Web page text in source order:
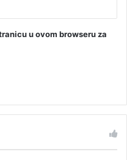
u ovom browseru za